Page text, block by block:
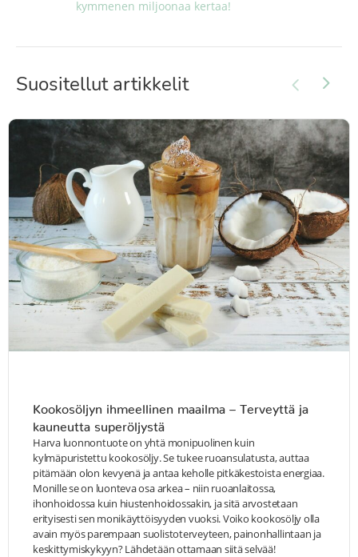
kymmenen miljoonaa kertaa!
Suositellut artikkelit
Kookosöljyn ihmeellinen maailma – Terveyttä ja
kauneutta superöljystä
Harva luonnontuote on yhtä monipuolinen kuin
kylmäpuristettu kookosöljy. Se tukee ruoansulatusta, auttaa
pitämään olon kevyenä ja antaa keholle pitkäkestoista energiaa.
Monille se on luonteva osa arkea – niin ruoanlaitossa,
ihonhoidossa kuin hiustenhoidossakin, ja sitä arvostetaan
erityisesti sen monikäyttöisyyden vuoksi. Voiko kookosöljy olla
avain myös parempaan suolistoterveyteen, painonhallintaan ja
keskittymiskykyyn? Lähdetään ottamaan siitä selvää!